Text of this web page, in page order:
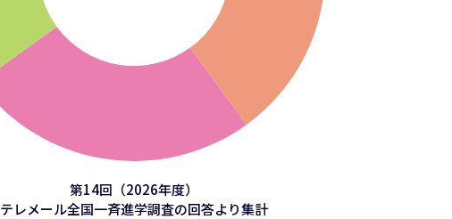
第14回（2026年度）
テレメール全国一斉進学調査の回答より集計